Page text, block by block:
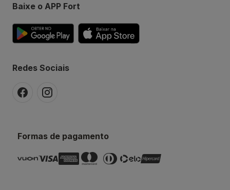
Baixe o APP Fort
Redes Sociais
Formas de pagamento